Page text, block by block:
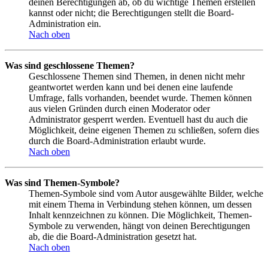
kannst oder nicht; die Berechtigungen stellt die Board-
Administration ein.
Nach oben
Was sind geschlossene Themen?
Geschlossene Themen sind Themen, in denen nicht mehr
geantwortet werden kann und bei denen eine laufende
Umfrage, falls vorhanden, beendet wurde. Themen können
aus vielen Gründen durch einen Moderator oder
Administrator gesperrt werden. Eventuell hast du auch die
Möglichkeit, deine eigenen Themen zu schließen, sofern dies
durch die Board-Administration erlaubt wurde.
Nach oben
Was sind Themen-Symbole?
Themen-Symbole sind vom Autor ausgewählte Bilder, welche
mit einem Thema in Verbindung stehen können, um dessen
Inhalt kennzeichnen zu können. Die Möglichkeit, Themen-
Symbole zu verwenden, hängt von deinen Berechtigungen
ab, die die Board-Administration gesetzt hat.
Nach oben